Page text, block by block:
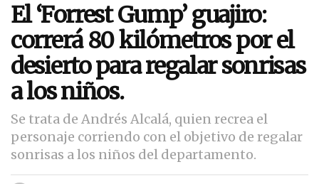
El ‘Forrest Gump’ guajiro:
correrá 80 kilómetros por el
desierto para regalar sonrisas
a los niños.
Se trata de Andrés Alcalá, quien recrea el
personaje corriendo con el objetivo de regalar
sonrisas a los niños del departamento.